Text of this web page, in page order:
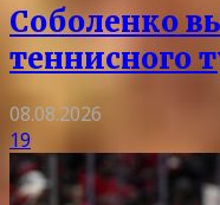
Соболенко
теннисного
08.08.2026
19